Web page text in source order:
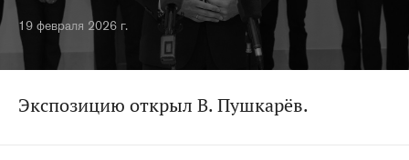
19 февраля 2026 г.
Экспозицию открыл В. Пушкарёв.